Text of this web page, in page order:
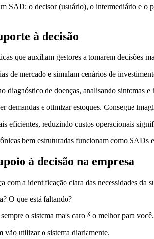
SAD: o decisor (usuário), o intermediário e
à decisão
que auxiliam gestores a tomarem decisões
de mercado e simulam cenários de
diagnóstico de doenças, analisando sintomas
demandas e otimizar estoques. Consegue
eficientes, reduzindo custos operacionais
bem estruturadas funcionam como SADs
à decisão na empresa
a identificação clara das necessidades da
O que está faltando?
o sistema mais caro é o melhor para você.
vão utilizar o sistema diariamente.